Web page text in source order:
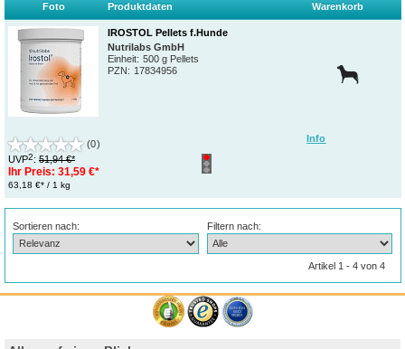
Foto Produktdaten Warenkorb
Info
IROSTOL Pellets f.Hunde
Nutrilabs GmbH
Einheit: 500 g Pellets
PZN: 17834956
(0)
UVP2: 51,94 €*
Ihr Preis: 31,59 €*
63,18 €* / 1 kg
Sortieren nach: Filtern nach:
Artikel 1 - 4 von 4